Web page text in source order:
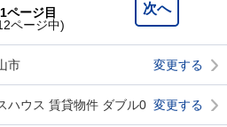
次へ
1ページ目
ページ中)
市 変更する
ハウス 賃貸物件 ダブル0 変更する